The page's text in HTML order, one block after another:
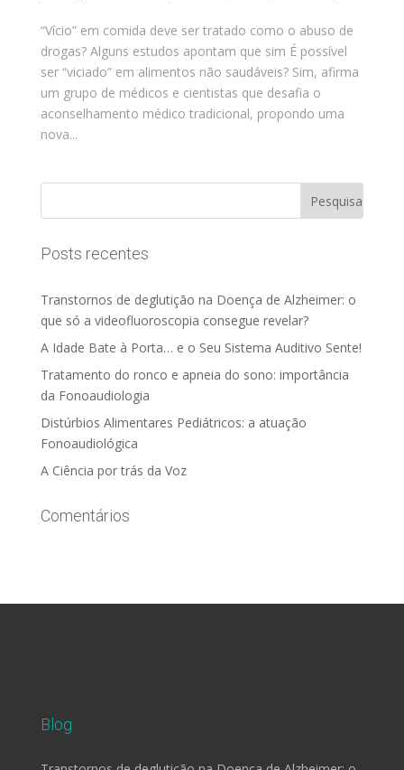
“Vício” em comida deve ser tratado como o abuso de
drogas? Alguns estudos apontam que sim É possível
ser “viciado” em alimentos não saudáveis? Sim, afirma
um grupo de médicos e cientistas que desafia o
aconselhamento médico tradicional, propondo uma
nova...
Posts recentes
Transtornos de deglutição na Doença de Alzheimer: o
que só a videofluoroscopia consegue revelar?
A Idade Bate à Porta… e o Seu Sistema Auditivo Sente!
Tratamento do ronco e apneia do sono: importância
da Fonoaudiologia
Distúrbios Alimentares Pediátricos: a atuação
Fonoaudiológica
A Ciência por trás da Voz
Comentários
Blog